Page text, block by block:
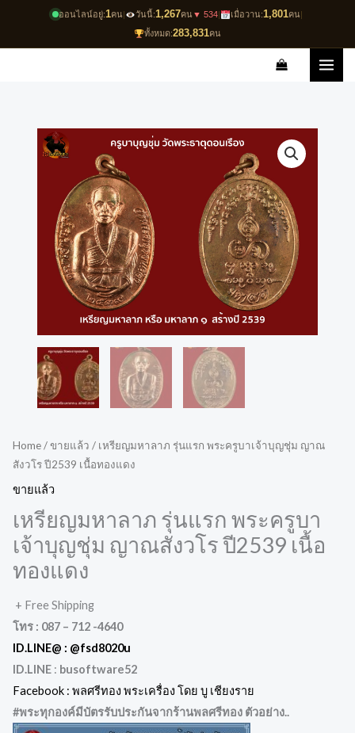
ออนไลน์อยู่:1คน| วันนี้:1,267คน▼ 534| เมื่อวาน:1,801คน|
ทั้งหมด:283,831คน
content
Home/ขายแล้ว / เหรียญมหาลาภ รุ่นแรก พระครูบาเจ้าบุญชุ่ม ญาณ
สังวโร ปี2539 เนื้อทองแดง
ขายแล้ว
เหรียญมหาลาภ รุ่นแรก พระครูบา
เจ้าบุญชุ่ม ญาณสังวโร ปี2539 เนื้อ
ทองแดง
+ Free Shipping
โทร : 087 – 712 -4640
ID.LINE@ : @fsd8020u
ID.LINE : busoftware52
Facebook : พลศรีทอง พระเครื่อง โดย บู เชียงราย
#พระทุกองค์มีบัตรรับประกันจากร้านพลศรีทอง ตัวอย่าง..